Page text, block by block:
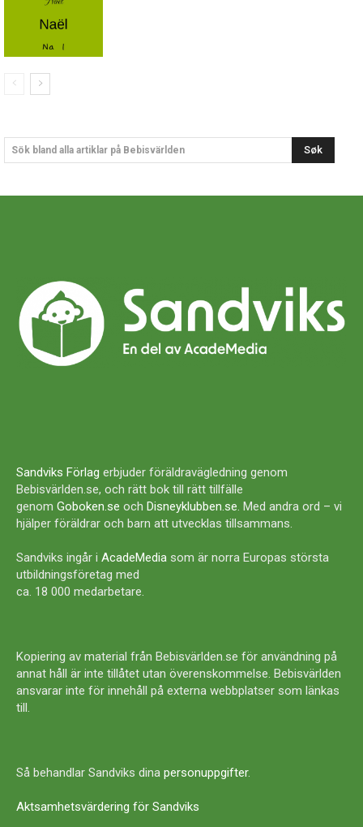
Sök bland alla artiklar på Bebisvärlden Søk
Sandviks Förlag erbjuder föräldravägledning genom
Bebisvärlden.se, och rätt bok till rätt tillfälle
genom Goboken.se och Disneyklubben.se. Med andra ord – vi
hjälper föräldrar och barn att utvecklas tillsammans.
Sandviks ingår i AcadeMedia som är norra Europas största
utbildningsföretag med
ca. 18 000 medarbetare.
Kopiering av material från Bebisvärlden.se för användning på
annat håll är inte tillåtet utan överenskommelse. Bebisvärlden
ansvarar inte för innehåll på externa webbplatser som länkas
till.
Så behandlar Sandviks dina personuppgifter.
Aktsamhetsvärdering för Sandviks